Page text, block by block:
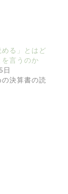
める」とはど
言うのか
日
決算書の読